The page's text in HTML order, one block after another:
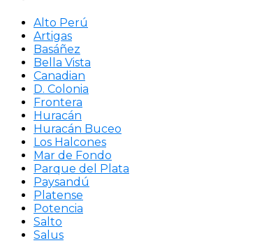
Alto Perú
Artigas
Basáñez
Bella Vista
Canadian
D. Colonia
Frontera
Huracán
Huracán Buceo
Los Halcones
Mar de Fondo
Parque del Plata
Paysandú
Platense
Potencia
Salto
Salus